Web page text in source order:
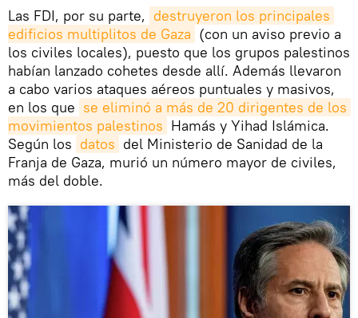
Las FDI, por su parte, destruyeron los principales
edificios multiplitos de Gaza (con un aviso previo a
los civiles locales), puesto que los grupos palestinos
habían lanzado cohetes desde allí. Además llevaron
a cabo varios ataques aéreos puntuales y masivos,
en los que se eliminó a más de 20 dirigentes de los
movimientos palestinos Hamás y Yihad Islámica.
Según los datos del Ministerio de Sanidad de la
Franja de Gaza, murió un número mayor de civiles,
más del doble.